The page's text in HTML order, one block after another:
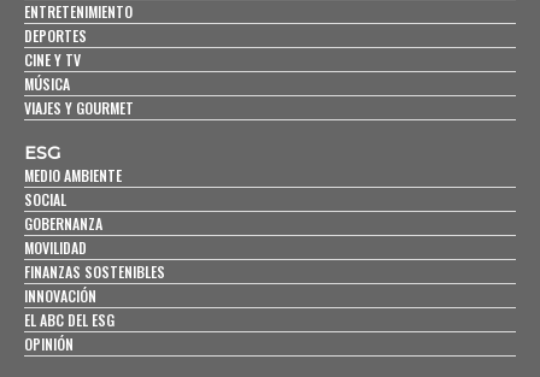
ENTRETENIMIENTO
DEPORTES
CINE Y TV
MÚSICA
VIAJES Y GOURMET
ESG
MEDIO AMBIENTE
SOCIAL
GOBERNANZA
MOVILIDAD
FINANZAS SOSTENIBLES
INNOVACIÓN
EL ABC DEL ESG
OPINIÓN